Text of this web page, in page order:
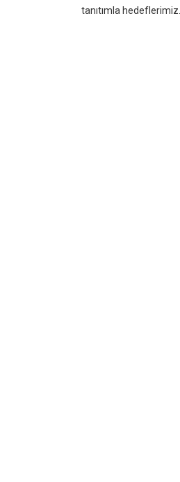
tanıtımla hedeflerimiz...